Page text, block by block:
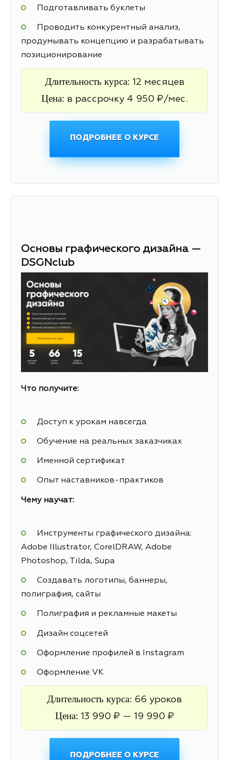
Подготавливать буклеты
Проводить конкурентный анализ,
продумывать концепцию и разрабатывать
позиционирование
Длительность курса: 12 месяцев
Цена: в рассрочку 4 950 ₽/мес.
ПОДРОБНЕЕ О КУРСЕ
Основы графического дизайна —
DSGNclub
Что получите:
Доступ к урокам навсегда
Обучение на реальных заказчиках
Именной сертификат
Опыт наставников-практиков
Чему научат:
Инструменты графического дизайна:
Adobe Illustrator, CorelDRAW, Adobe
Photoshop, Tilda, Supa
Создавать логотипы, баннеры,
полиграфия, сайты
Полиграфия и рекламные макеты
Дизайн соцсетей
Оформление профилей в Instagram
Оформление VK
Длительность курса: 66 уроков
Цена: 13 990 ₽ — 19 990 ₽
ПОДРОБНЕЕ О КУРСЕ